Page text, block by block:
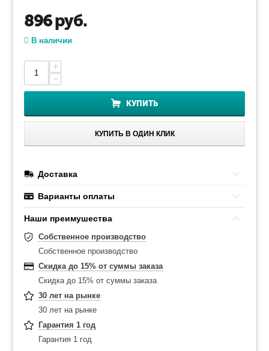
896руб.
В наличии
+
−
КУПИТЬ
КУПИТЬ В ОДИН КЛИК
Доставка
Варианты оплаты
Наши преимушества
Собственное производство
Собственное производство
Скидка до 15% от суммы заказа
Скидка до 15% от суммы заказа
30 лет на рынке
30 лет на рынке
Гарантия 1 год
Гарантия 1 год